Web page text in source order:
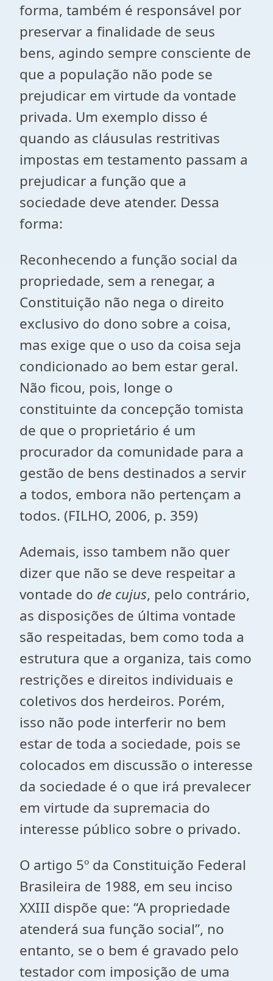
forma, também é responsável por
preservar a finalidade de seus
bens, agindo sempre consciente de
que a população não pode se
prejudicar em virtude da vontade
privada. Um exemplo disso é
quando as cláusulas restritivas
impostas em testamento passam a
prejudicar a função que a
sociedade deve atender. Dessa
forma:
Reconhecendo a função social da
propriedade, sem a renegar, a
Constituição não nega o direito
exclusivo do dono sobre a coisa,
mas exige que o uso da coisa seja
condicionado ao bem estar geral.
Não ficou, pois, longe o
constituinte da concepção tomista
de que o proprietário é um
procurador da comunidade para a
gestão de bens destinados a servir
a todos, embora não pertençam a
todos. (FILHO, 2006, p. 359)
Ademais, isso tambem não quer
dizer que não se deve respeitar a
vontade do de cujus, pelo contrário,
as disposições de última vontade
são respeitadas, bem como toda a
estrutura que a organiza, tais como
restrições e direitos individuais e
coletivos dos herdeiros. Porém,
isso não pode interferir no bem
estar de toda a sociedade, pois se
colocados em discussão o interesse
da sociedade é o que irá prevalecer
em virtude da supremacia do
interesse público sobre o privado.
O artigo 5º da Constituição Federal
Brasileira de 1988, em seu inciso
XXIII dispõe que: “A propriedade
atenderá sua função social”, no
entanto, se o bem é gravado pelo
testador com imposição de uma